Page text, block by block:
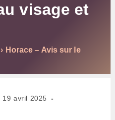
visage et
› Horace – Avis sur le
19 avril 2025